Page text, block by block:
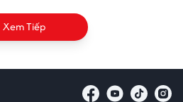
Xem Tiếp